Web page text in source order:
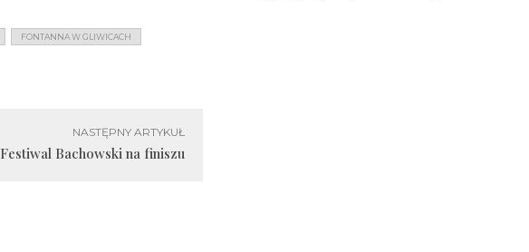
FONTANNA W GLIWICACH
NASTĘPNY ARTYKUŁ
Festiwal Bachowski na finiszu